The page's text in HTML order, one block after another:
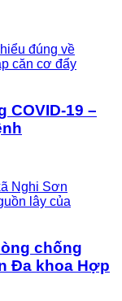
COVID-19 –
chống
Đa khoa Hợp